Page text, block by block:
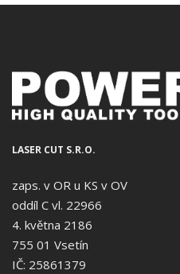
LASER CUT S.R.O.
zaps. v OR u KS v OV
oddíl C vl. 22966
4. května 2186
755 01 Vsetín
IČ: 25861379